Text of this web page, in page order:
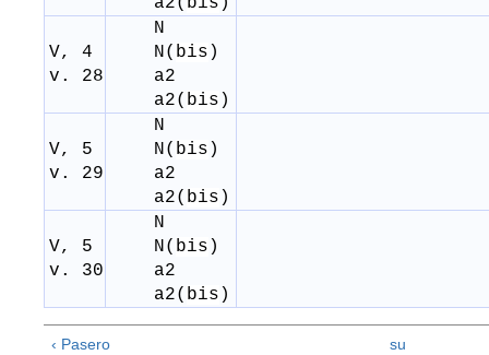
V, 4
v. 28
N
N( bis )
a2
a2( bis )
V, 5
v. 29
N
N( bis )
a2
a2( bis )
V, 5
v. 30
N
N( bis )
a2
a2( bis )
‹ Pasero su